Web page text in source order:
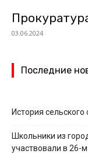
03.06.2024
Последние
История
Школьники из
участвовали в 26-